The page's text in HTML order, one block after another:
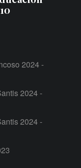
2024 -
2024 -
2024 -